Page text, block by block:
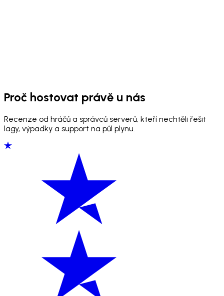
Proč hostovat právě u nás
Recenze od hráčů a správců serverů, kteří nechtěli řešit
lagy, výpadky a support na půl plynu.